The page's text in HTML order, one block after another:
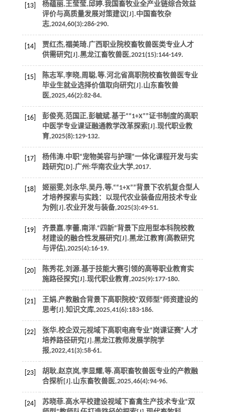
[13]
杨蕴丽,王莹莹,邱婷.我国畜牧业全产业链综合效益
评价与高质量发展对策建议[J].中国畜牧杂
志,2024,60(3):286-290.
[14]
贾红杰,禤美琦.广西职业院校畜牧兽医类专业人才
供需研究[J].黑龙江畜牧兽医,2021(15):144-149.
[15] 陈志军,李晓,周聪,等.河北省高职院校畜牧兽医专业
毕业生就业选择价值取向研究[J]. 山东畜牧兽
医,2025,46(2):82-84.
[16]
彭俊亮,范国正,彭毓斌.基于““1+X””证书制度的高职
中医学专业课证融通教学改革探索[J].现代职业教
育,2025(8):129-132.
[17]
杨伟涛.中职“宠物美容与护理”一体化课程开发与实
践研究[D].广州:华南农业大学,2017.
[18] 姬丽雯,刘永华,吴丹,等.““1+X””背景下农机复合型人
才培养探索与实践：以现代农业装备应用技术专业
为例[J].农业开发与装备,2025(3):49-51.
[19]
齐景嘉,李蕾,南洋.“四新”背景下应用型本科院校教
材建设的融合性发展研究[J].黑龙江教育(高教研究
与评估),2025(4):16-19.
[20]
陈秀花,刘源.基于技能大赛引领的高等职业教育实
施路径探究[J].现代职业教育,2025(9):177-180.
[21]
王娟.产教融合背景下高职院校“双师型”师资建设的
思考[J].知识文库,2025,41(6):183-186.
[22]
张华.校企双元视域下高职电商专业“岗课证赛”人才
培养路径研究[J].黑龙江教师发展学院学
报,2022,41(3):58-61.
[23] 胡耿,赵京岚,李显耀,等.高职畜牧兽医专业的产教融
合探析[J]. 山东畜牧兽医,2025,46(4):94-96.
[24]
苏晓菲.高水平校建设视域下畜禽生产技术专业“双